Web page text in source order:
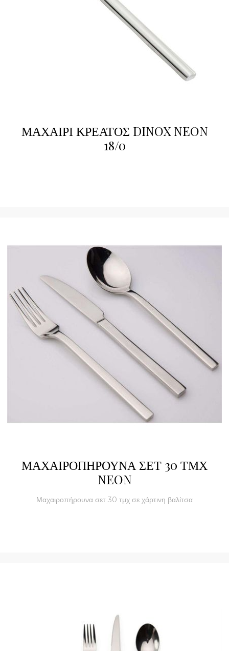
ΜΑΧΑΙΡΙ ΚΡΕΑΤΟΣ DINOX NEON
18/0
ΜΑΧΑΙΡΟΠΗΡΟΥΝΑ ΣΕΤ 30 ΤΜΧ
NEON
Μαχαιροπήρουνα σετ 30 τμχ σε χάρτινη βαλίτσα